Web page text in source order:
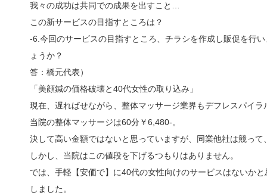
我々の成功は共同での成果を出すこと…
この新サービスの目指すところは？
-6.今回のサービスの目指すところ、チラシを作成し販促を行
ょうか？
答：橋元代表）
「美顔鍼の価格破壊と40代女性の取り込み」
現在、遅ればせながら、整体マッサージ業界もデフレスパイ
当院の整体マッサージは60分￥6,480-。
決して高い金額ではないと思っていますが、同業他社は競っ
しかし、当院はこの値段を下げるつもりはありません。
では、手軽【安価で】に40代の女性向けのサービスはないか
しました。